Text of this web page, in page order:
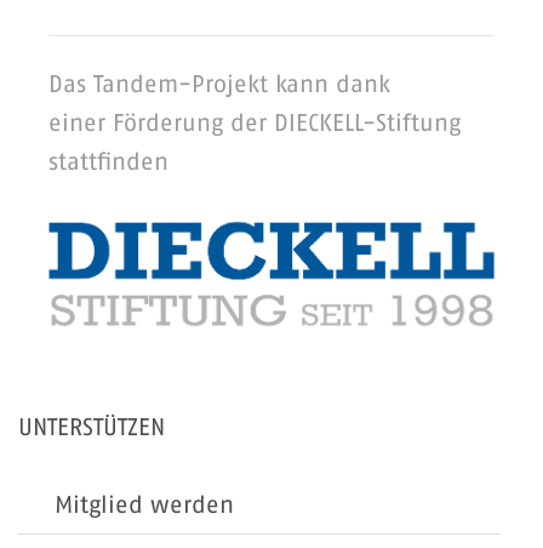
Das Tandem-Projekt kann dank
einer Förderung der DIECKELL-Stiftung
stattfinden
UNTERSTÜTZEN
Mitglied werden